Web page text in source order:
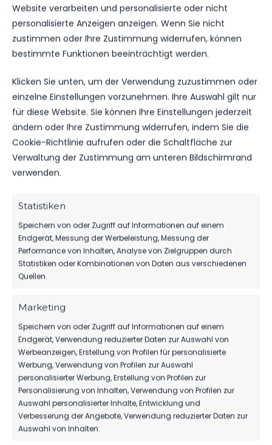
Website verarbeiten und personalisierte oder nicht
personalisierte Anzeigen anzeigen. Wenn Sie nicht
zustimmen oder Ihre Zustimmung widerrufen, können
bestimmte Funktionen beeinträchtigt werden.
Klicken Sie unten, um der Verwendung zuzustimmen oder
einzelne Einstellungen vorzunehmen. Ihre Auswahl gilt nur
für diese Website. Sie können Ihre Einstellungen jederzeit
ändern oder Ihre Zustimmung widerrufen, indem Sie die
Cookie-Richtlinie aufrufen oder die Schaltfläche zur
Verwaltung der Zustimmung am unteren Bildschirmrand
verwenden.
Statistiken
Speichern von oder Zugriff auf Informationen auf einem
Endgerät, Messung der Werbeleistung, Messung der
Performance von Inhalten, Analyse von Zielgruppen durch
Statistiken oder Kombinationen von Daten aus verschiedenen
Quellen.
Marketing
Speichern von oder Zugriff auf Informationen auf einem
Endgerät, Verwendung reduzierter Daten zur Auswahl von
Werbeanzeigen, Erstellung von Profilen für personalisierte
Werbung, Verwendung von Profilen zur Auswahl
personalisierter Werbung, Erstellung von Profilen zur
Personalisierung von Inhalten, Verwendung von Profilen zur
Auswahl personalisierter Inhalte, Entwicklung und
Verbesserung der Angebote, Verwendung reduzierter Daten zur
Auswahl von Inhalten.
NOFV FIXIERT DIE LETZTEN SPIELTAGE
01. Apr. 2026 202
ERGEBNISSE VOM WOCHENENDE
15. Dez. 2025 247
VEREINSSPIELPLAN
12. Dez. 2025
OFFIZIELLE VEREINSSEITE
DEIN HEIMSPIEL. DEIN FSV.
Tickets, Spielplan, News und Vereinsinfos – alles